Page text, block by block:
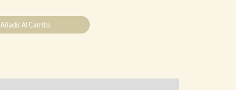
Añadir Al Carrito